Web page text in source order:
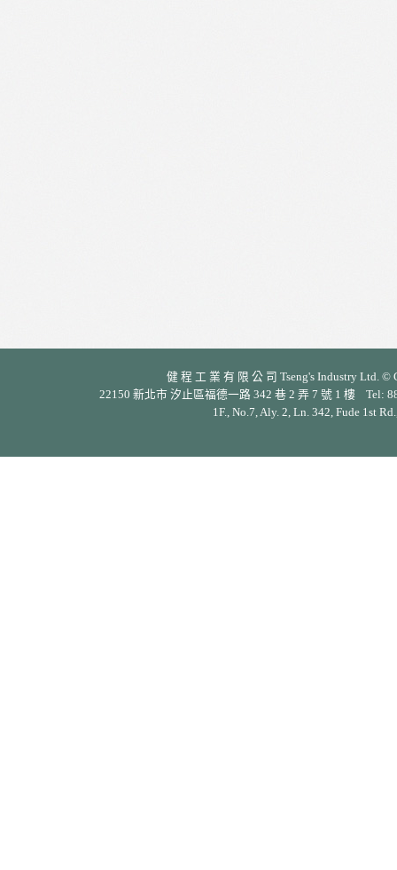
健 程 工 業 有 限 公 司 Tseng's Industry Ltd.
22150 新北市 汐止區福德一路 342 巷 2 弄 7 號 1 樓 Tel:
1F., No.7, Aly. 2, Ln. 342, Fude 1st